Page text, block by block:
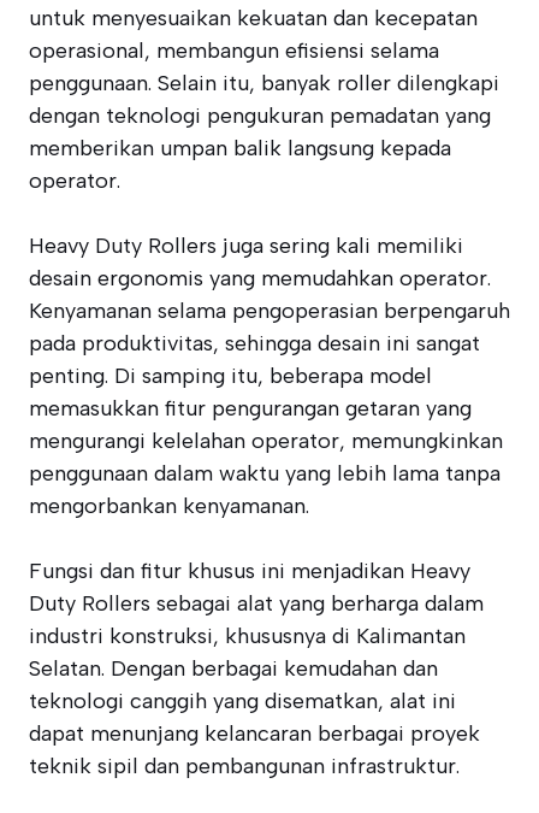
untuk menyesuaikan kekuatan dan kecepatan
operasional, membangun efisiensi selama
penggunaan. Selain itu, banyak roller dilengkapi
dengan teknologi pengukuran pemadatan yang
memberikan umpan balik langsung kepada
operator.
Heavy Duty Rollers juga sering kali memiliki
desain ergonomis yang memudahkan operator.
Kenyamanan selama pengoperasian berpengaruh
pada produktivitas, sehingga desain ini sangat
penting. Di samping itu, beberapa model
memasukkan fitur pengurangan getaran yang
mengurangi kelelahan operator, memungkinkan
penggunaan dalam waktu yang lebih lama tanpa
mengorbankan kenyamanan.
Fungsi dan fitur khusus ini menjadikan Heavy
Duty Rollers sebagai alat yang berharga dalam
industri konstruksi, khususnya di Kalimantan
Selatan. Dengan berbagai kemudahan dan
teknologi canggih yang disematkan, alat ini
dapat menunjang kelancaran berbagai proyek
teknik sipil dan pembangunan infrastruktur.